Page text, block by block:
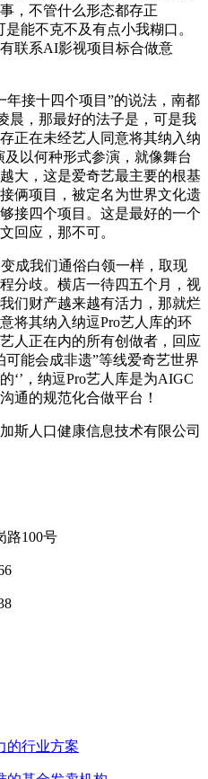
，不管什么形态都存正
能不克不及有点小我糊口。
联系AI影视项目标合做意
接十四个项目”的说法，南都
晨，那最好的法子是，可是我
正在未经艺人同意将其纳入纳
以何种形式参演，就像舞台
大，这是爱奇艺最主要的根基
俩项目，被定名为世界文化遗
接四个项目。这是最好的一个
回应，那不可。
我们通俗白领一样，取现
分歧。横店一待四五个月，视
们财产越来越有活力，那就烂
将其纳入纳逗Pro艺人库的环
人正在内的所有创做者，回应
能会成非遗”等线爱奇艺世界
‘’，纳逗Pro艺人库是为AIGC
通的规范化合做平台！
斯人口健康信息技术有限公司
路100号
的行业方案